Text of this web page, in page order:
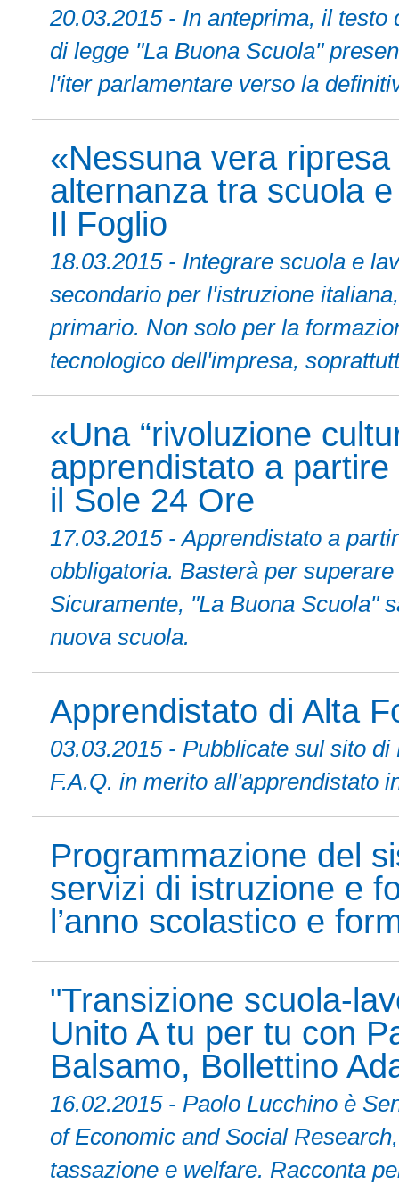
20.03.2015 - In anteprima, il
di legge "La Buona Scuola"
l'iter parlamentare verso la
«Nessuna vera
alternanza tra scuola
Il Foglio
18.03.2015 - Integrare scuola e
secondario per l'istruzione
primario. Non solo per la
tecnologico dell'impresa,
«Una “rivoluzione
apprendistato a
il Sole 24 Ore
17.03.2015 - Apprendistato a
obbligatoria. Basterà per
Sicuramente, "La Buona Scuola"
nuova scuola.
Apprendistato di Alta
03.03.2015 - Pubblicate sul sito
F.A.Q. in merito all'apprendistato
Programmazione del
servizi di istruzione e
l’anno scolastico e
"Transizione scuola-
Unito A tu per tu con
Balsamo, Bollettino
16.02.2015 - Paolo Lucchino è
of Economic and Social
tassazione e welfare. Racconta